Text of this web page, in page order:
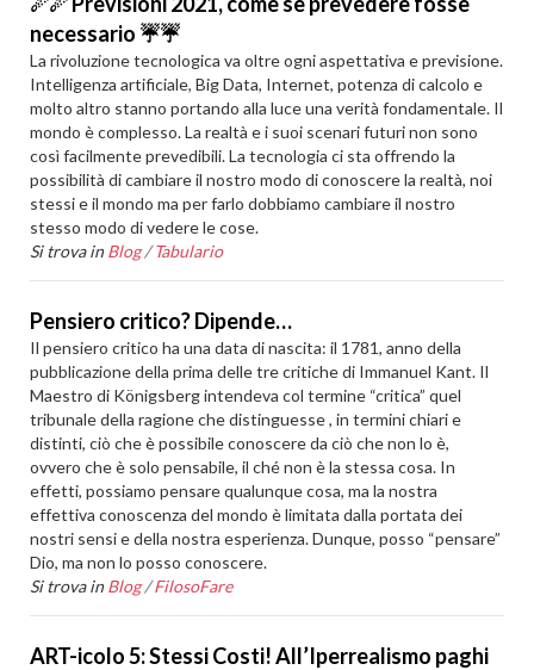
necessario ☔☔
La rivoluzione tecnologica va oltre ogni aspettativa e previsione.
Intelligenza artificiale, Big Data, Internet, potenza di calcolo e
molto altro stanno portando alla luce una verità fondamentale. Il
mondo è complesso. La realtà e i suoi scenari futuri non sono
così facilmente prevedibili. La tecnologia ci sta offrendo la
possibilità di cambiare il nostro modo di conoscere la realtà, noi
stessi e il mondo ma per farlo dobbiamo cambiare il nostro
stesso modo di vedere le cose.
Si trova in Blog /Tabulario
Pensiero critico? Dipende…
Il pensiero critico ha una data di nascita: il 1781, anno della
pubblicazione della prima delle tre critiche di Immanuel Kant. Il
Maestro di Königsberg intendeva col termine “critica” quel
tribunale della ragione che distinguesse , in termini chiari e
distinti, ciò che è possibile conoscere da ciò che non lo è,
ovvero che è solo pensabile, il ché non è la stessa cosa. In
effetti, possiamo pensare qualunque cosa, ma la nostra
effettiva conoscenza del mondo è limitata dalla portata dei
nostri sensi e della nostra esperienza. Dunque, posso “pensare”
Dio, ma non lo posso conoscere.
Si trova in Blog /FilosoFare
ART-icolo 5: Stessi Costi! All’Iperrealismo paghi